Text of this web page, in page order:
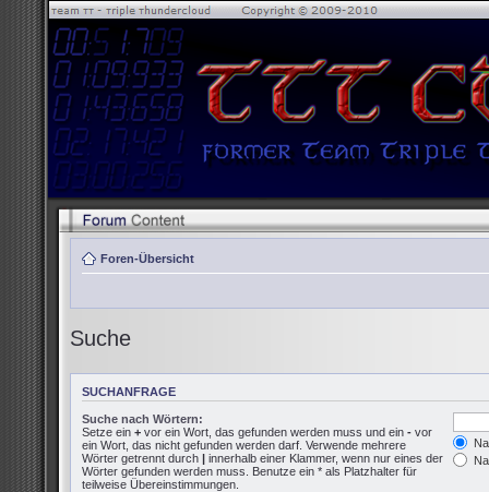
Foren-Übersicht
Suche
SUCHANFRAGE
Suche nach Wörtern:
Setze ein + vor ein Wort, das gefunden werden muss und ein - vor
ein Wort, das nicht gefunden werden darf. Verwende mehrere
Wörter getrennt durch | innerhalb einer Klammer, wenn nur eines der
Wörter gefunden werden muss. Benutze ein * als Platzhalter für
teilweise Übereinstimmungen.